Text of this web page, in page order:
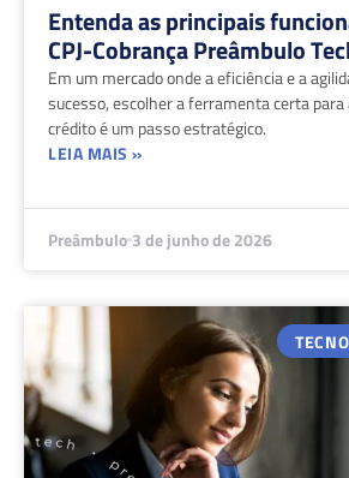
Entenda as principais
CPJ-Cobrança Preâmbulo
Em um mercado onde a eficiência e a
sucesso, escolher a ferramenta certa para
crédito é um passo estratégico.
LEIA MAIS »
Preâmbulo 3 de junho de 2026